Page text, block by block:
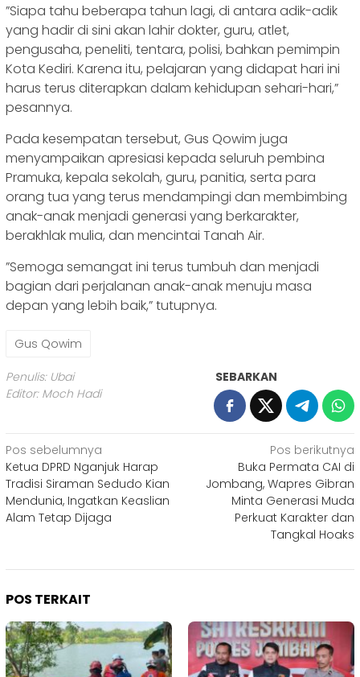
‎‎”Siapa tahu beberapa tahun lagi, di antara adik-adik
yang hadir di sini akan lahir dokter, guru, atlet,
pengusaha, peneliti, tentara, polisi, bahkan pemimpin
Kota Kediri. Karena itu, pelajaran yang didapat hari ini
harus terus diterapkan dalam kehidupan sehari-hari,”
pesannya.
‎Pada kesempatan tersebut, Gus Qowim juga
menyampaikan apresiasi kepada seluruh pembina
Pramuka, kepala sekolah, guru, panitia, serta para
orang tua yang terus mendampingi dan membimbing
anak-anak menjadi generasi yang berkarakter,
berakhlak mulia, dan mencintai Tanah Air.
‎‎”Semoga semangat ini terus tumbuh dan menjadi
bagian dari perjalanan anak-anak menuju masa
depan yang lebih baik,” tutupnya.
Gus Qowim
Penulis: Ubai
Editor: Moch Hadi
SEBARKAN
Navigasi
pos
Pos sebelumnya
Ketua DPRD Nganjuk Harap
Tradisi Siraman Sedudo Kian
Mendunia, Ingatkan Keaslian
Alam Tetap Dijaga
Pos berikutnya
Buka Permata CAI di
Jombang, Wapres Gibran
Minta Generasi Muda
Perkuat Karakter dan
Tangkal Hoaks
POS TERKAIT